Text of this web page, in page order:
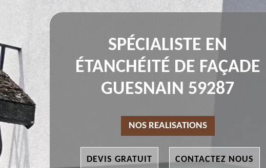
SPÉCIALISTE EN
ÉTANCHÉITÉ DE FAÇADE
GUESNAIN 59287
NOS REALISATIONS
DEVIS GRATUIT CONTACTEZ NOUS